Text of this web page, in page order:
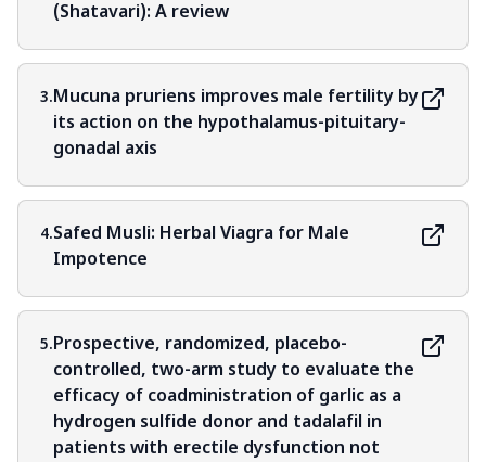
(Shatavari): A review
3.Mucuna pruriens improves male fertility by
its action on the hypothalamus-pituitary-
gonadal axis
4.Safed Musli: Herbal Viagra for Male
Impotence
5.Prospective, randomized, placebo-
controlled, two-arm study to evaluate the
efficacy of coadministration of garlic as a
hydrogen sulfide donor and tadalafil in
patients with erectile dysfunction not